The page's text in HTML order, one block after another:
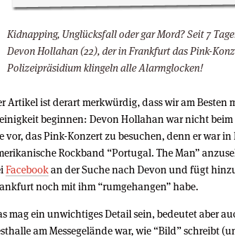
Kidnapping, Unglücksfall oder gar Mord? Seit 7
Devon Hollahan (22), der in Frankfurt das Pink-
Polizeipräsidium klingeln alle Alarmglocken!
Artikel ist derart merkwürdig, dass wir am Besten
beginnen: Devon Hollahan war nicht
vor, das Pink-Konzert zu besuchen, denn er war
Rockband “Portugal. The Man”
Facebookan der Suche nach Devon und fügt
noch mit ihm “rumgehangen” habe.
mag ein unwichtiges Detail sein, bedeutet aber
am Messegelände war, wie “Bild” schreibt